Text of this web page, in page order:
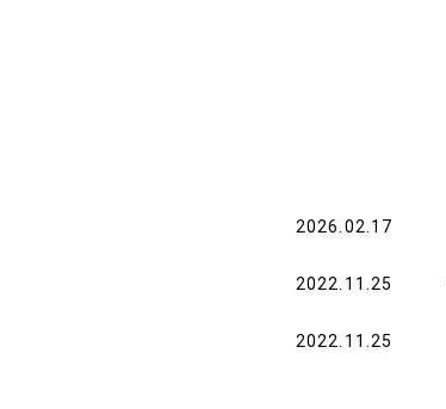
2026.02.17
2022.11.25
2022.11.25